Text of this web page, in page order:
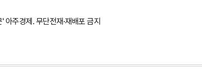
주경제. 무단전재·재배포 금지